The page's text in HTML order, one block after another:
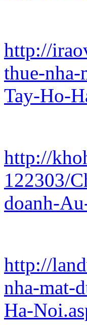
http://
thue-
Tay-Ho-
http://
122303/
doanh-
http://
nha-mat-
Ha-